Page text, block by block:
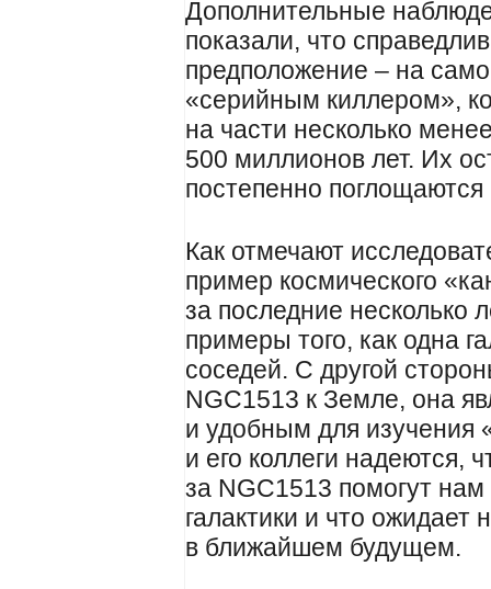
Дополнительные
показали, что
предположение – на
«серийным киллером»,
на части несколько
500 миллионов лет. Их
постепенно
Как отмечают
пример космического
за последние несколько
примеры того, как одна
соседей. С другой
NGC1513 к Земле, она
и удобным для изучения
и его коллеги надеются,
за NGC1513 помогут
галактики и что
в ближайшем будущем.